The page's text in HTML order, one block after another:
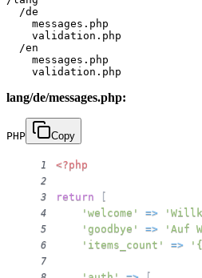
  /de
    messages.php
    validation.php
  /en
    messages.php
lang/de/messages.php:
PHP Copy
1 <?php
2
3
return [
4 'welcome' =>
5 'goodbye' => 'Auf
6 'items_count' =>
7